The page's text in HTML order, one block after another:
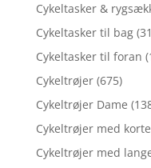
Cykeltasker &
Cykeltasker til bag
Cykeltasker til foran
Cykeltrøjer (675)
Cykeltrøjer Dame
Cykeltrøjer med
Cykeltrøjer med